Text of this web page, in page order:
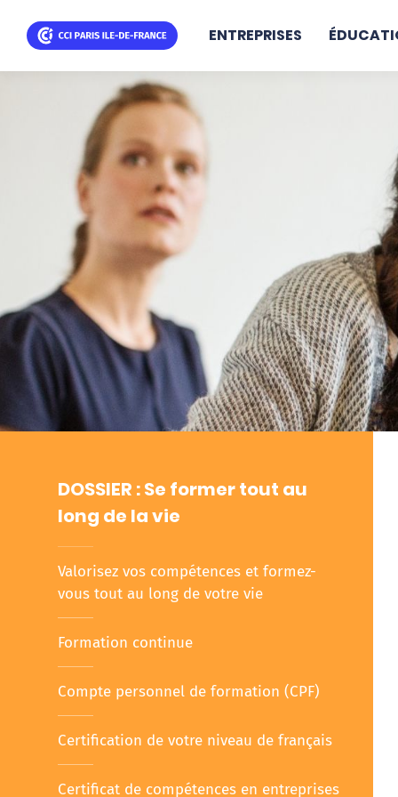
ENTREPRISES
DOSSIER : Se former tout au
long de la vie
Valorisez vos compétences et formez-
vous tout au long de votre vie
Formation continue
Compte personnel de formation (CPF)
Certification de votre niveau de français
Certificat de compétences en entreprises